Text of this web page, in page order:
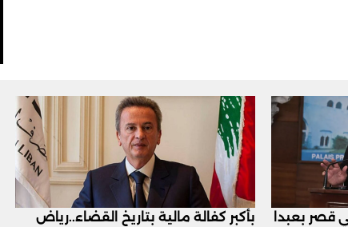
قصر بعبدا
بأكبر كفالة مالية بتاريخ القضاء..رياض